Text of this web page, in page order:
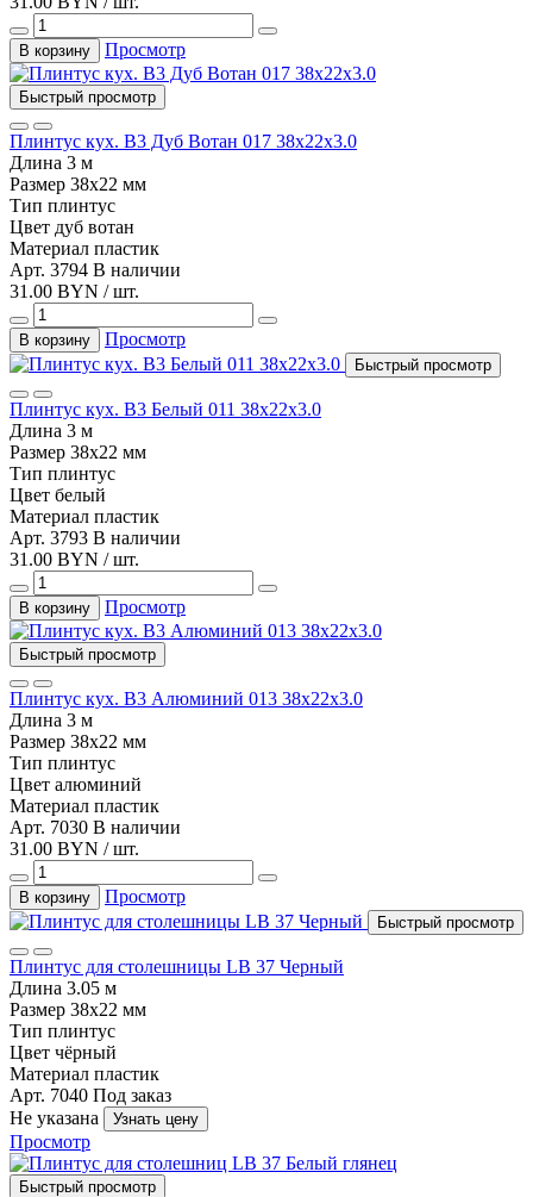
В корзину Просмотр
Быстрый просмотр
Плинтус кух. В3 Дуб Вотан 017 38х22х3.0
Длина 3 м
Размер 38х22 мм
Тип плинтус
Цвет дуб вотан
Материал пластик
Арт. 3794 В наличии
31.00 BYN / шт.
В корзину Просмотр
Быстрый просмотр
Плинтус кух. В3 Белый 011 38х22х3.0
Длина 3 м
Размер 38х22 мм
Тип плинтус
Цвет белый
Материал пластик
Арт. 3793 В наличии
31.00 BYN / шт.
В корзину Просмотр
Быстрый просмотр
Плинтус кух. В3 Алюминий 013 38х22х3.0
Длина 3 м
Размер 38х22 мм
Тип плинтус
Цвет алюминий
Материал пластик
Арт. 7030 В наличии
31.00 BYN / шт.
В корзину Просмотр
Быстрый просмотр
Плинтус для столешницы LB 37 Черный
Длина 3.05 м
Размер 38х22 мм
Тип плинтус
Цвет чёрный
Материал пластик
Арт. 7040 Под заказ
Не указана
Узнать цену
Просмотр
Быстрый просмотр